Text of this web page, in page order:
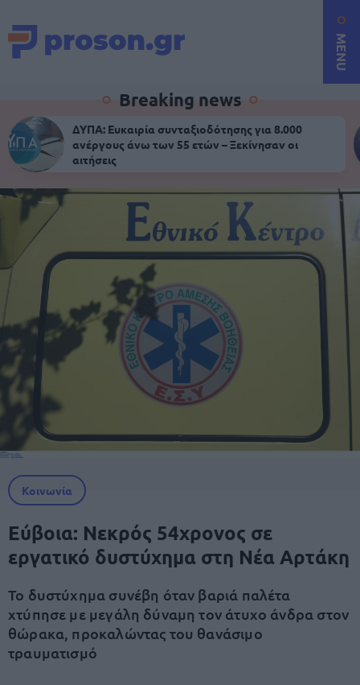
MENU
Breaking news
ΔΥΠΑ: Ευκαιρία συνταξιοδότησης για 8.000
ανέργους άνω των 55 ετών – Ξεκίνησαν οι
αιτήσεις
Κοινωνία
Εύβοια: Νεκρός 54χρονος σε
εργατικό δυστύχημα στη Νέα Αρτάκη
Το δυστύχημα συνέβη όταν βαριά παλέτα
χτύπησε με μεγάλη δύναμη τον άτυχο άνδρα στον
θώρακα, προκαλώντας του θανάσιμο
τραυματισμό